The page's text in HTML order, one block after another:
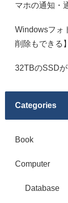
マホの通知・
Windowsフォ
削除もできる】
32TBのSSD
Categories
Book
Computer
Database